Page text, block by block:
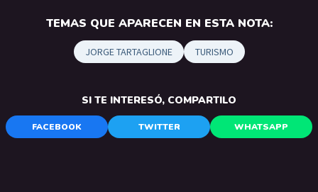
TEMAS QUE APARECEN EN ESTA NOTA:
JORGE TARTAGLIONE TURISMO
SI TE INTERESÓ, COMPARTILO
FACEBOOK TWITTER WHATSAPP